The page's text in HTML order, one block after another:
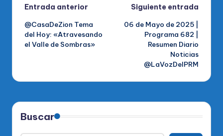
Navegación
de
entradas
Entrada anterior
@CasaDeZion Tema
del Hoy: «Atravesando
el Valle de Sombras»
Siguiente entrada
06 de Mayo de 2025 |
Programa 682 |
Resumen Diario
Noticias
@LaVozDelPRM
Buscar